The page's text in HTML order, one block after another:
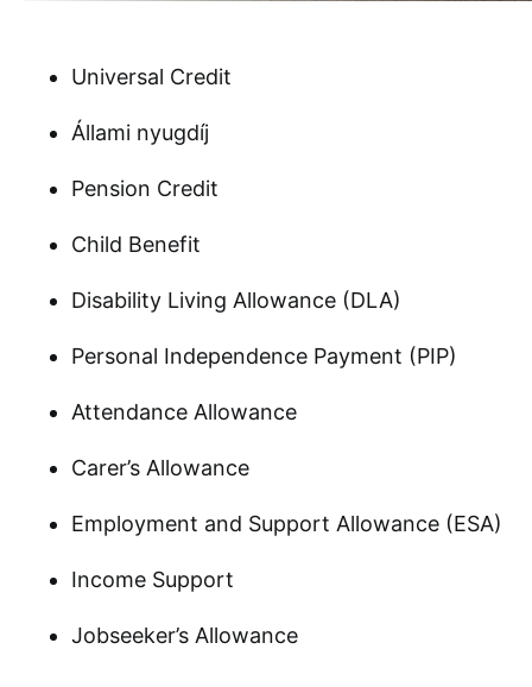
Universal Credit
Állami nyugdíj
Pension Credit
Child Benefit
Disability Living Allowance (DLA)
Personal Independence Payment (PIP)
Attendance Allowance
Carer’s Allowance
Employment and Support Allowance (ESA)
Income Support
Jobseeker’s Allowance